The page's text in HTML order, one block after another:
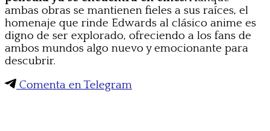
ambas obras se mantienen fieles a sus raíces, el
homenaje que rinde Edwards al clásico anime es
digno de ser explorado, ofreciendo a los fans de
ambos mundos algo nuevo y emocionante para
descubrir.
Comenta en Telegram